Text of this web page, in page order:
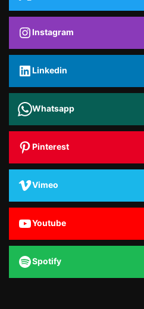
Instagram
Linkedin
Whatsapp
Pinterest
Vimeo
Youtube
Spotify